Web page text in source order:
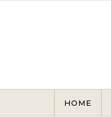
HOME